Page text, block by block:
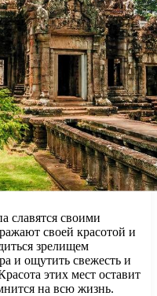
славятся своими
своей красотой и
зрелищем
и ощутить свежесть и
этих мест оставит
на всю жизнь.